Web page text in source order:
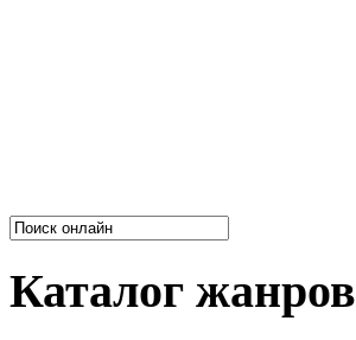
Каталог жанров